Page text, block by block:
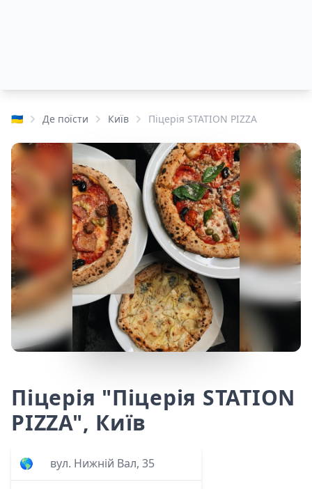
🇺🇦 Де поїсти Київ Піцерія STATION PIZZA
Піцерія "Піцерія STATION
PIZZA", Київ
🌎 вул. Нижній Вал, 35